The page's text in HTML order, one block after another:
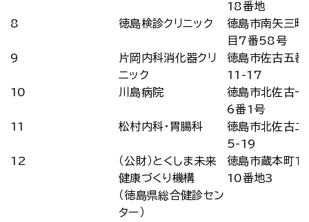
18番地
8
徳島検診クリニック
徳島市南矢三町
目7番58号
9
片岡内科消化器クリ
ニック
徳島市佐古五番
11-17
10
川島病院
徳島市北佐古一
6番1号
11
松村内科・胃腸科
徳島市北佐古二
5-19
12
（公財）とくしま未来
健康づくり機構
（徳島県総合健診セン
ター）
徳島市蔵本町1
10番地3